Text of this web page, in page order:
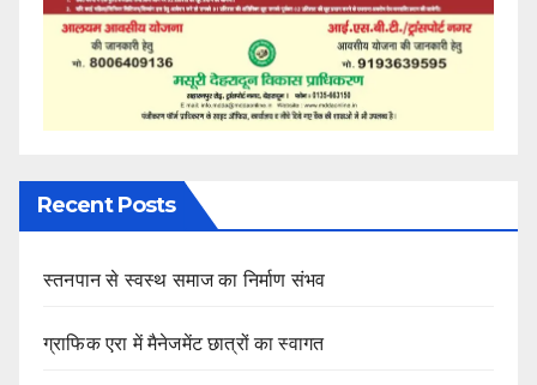
Recent Posts
स्तनपान से स्वस्थ समाज का निर्माण संभव
ग्राफिक एरा में मैनेजमेंट छात्रों का स्वागत